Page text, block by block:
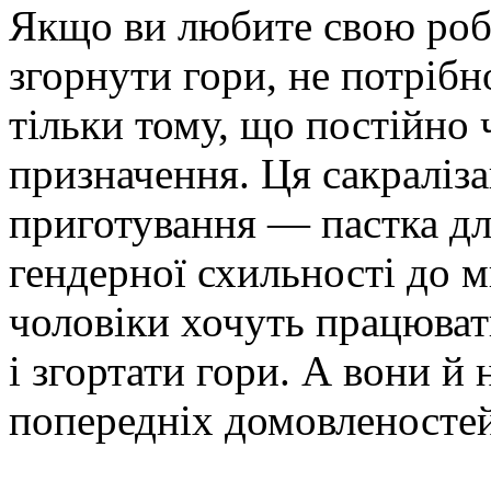
Якщо ви любите свою
згорнути гори, не
тільки тому, що
призначення. Ця
приготування — пастка
гендерної схильності до
чоловіки хочуть
і згортати гори. А вони
попередніх